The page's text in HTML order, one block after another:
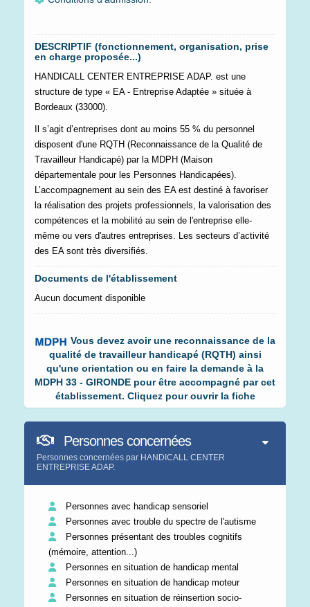
DESCRIPTIF (fonctionnement, organisation, prise
en charge proposée...)
HANDICALL CENTER ENTREPRISE ADAP. est une
structure de type « EA - Entreprise Adaptée » située à
Bordeaux (33000).
Il s’agit d’entreprises dont au moins 55 % du personnel
disposent d'une RQTH (Reconnaissance de la Qualité de
Travailleur Handicapé) par la MDPH (Maison
départementale pour les Personnes Handicapées).
L’accompagnement au sein des EA est destiné à favoriser
la réalisation des projets professionnels, la valorisation des
compétences et la mobilité au sein de l'entreprise elle-
même ou vers d'autres entreprises. Les secteurs d’activité
des EA sont très diversifiés.
Documents de l'établissement
Aucun document disponible
Vous devez avoir une reconnaissance de la
qualité de travailleur handicapé (RQTH) ainsi
qu'une orientation ou en faire la demande à la
MDPH 33 - GIRONDE pour être accompagné par cet
établissement. Cliquez pour ouvrir la fiche
Personnes concernées
Personnes concernées par HANDICALL CENTER
ENTREPRISE ADAP.
Personnes avec handicap sensoriel
Personnes avec trouble du spectre de l'autisme
Personnes présentant des troubles cognitifs
(mémoire, attention...)
Personnes en situation de handicap mental
Personnes en situation de handicap moteur
Personnes en situation de réinsertion socio-